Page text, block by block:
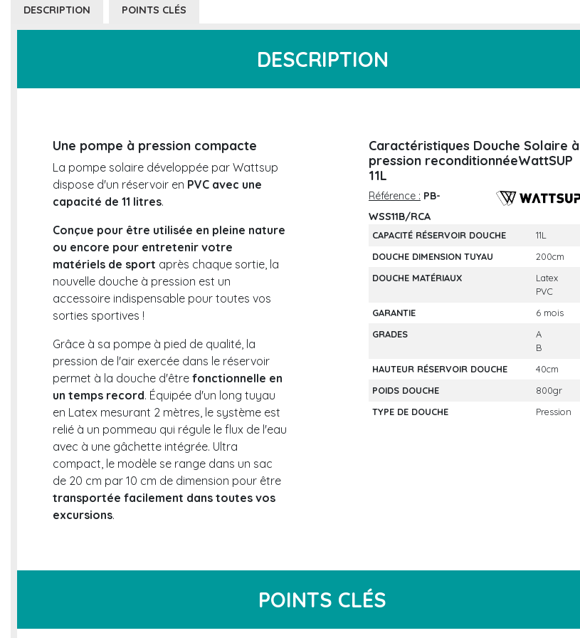
DESCRIPTION POINTS CLÉS
DESCRIPTION
Une pompe à pression compacte
La pompe solaire développée par Wattsup
dispose d'un réservoir en PVC avec une
capacité de 11 litres.
Conçue pour être utilisée en pleine nature
ou encore pour entretenir votre
matériels de sport après chaque sortie, la
nouvelle douche à pression est un
accessoire indispensable pour toutes vos
sorties sportives !
Grâce à sa pompe à pied de qualité, la
pression de l'air exercée dans le réservoir
permet à la douche d'être fonctionnelle en
un temps record. Équipée d'un long tuyau
en Latex mesurant 2 mètres, le système est
relié à un pommeau qui régule le flux de l'eau
avec à une gâchette intégrée. Ultra
compact, le modèle se range dans un sac
de 20 cm par 10 cm de dimension pour être
transportée facilement dans toutes vos
excursions.
Caractéristiques Douche Solaire à
pression reconditionnéeWattSUP
11L
Référence : PB-
WSS11B/RCA
CAPACITÉ RÉSERVOIR DOUCHE
11L
DOUCHE DIMENSION TUYAU
200cm
DOUCHE MATÉRIAUX
Latex
PVC
GARANTIE
6 mois
GRADES
A
B
HAUTEUR RÉSERVOIR DOUCHE
40cm
POIDS DOUCHE
800gr
TYPE DE DOUCHE
Pression
POINTS CLÉS